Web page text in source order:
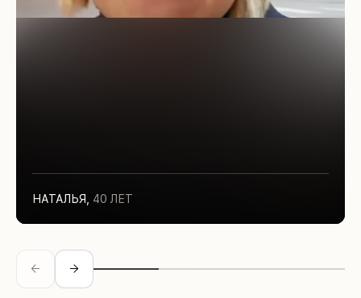
НАТАЛЬЯ, 40 ЛЕТ